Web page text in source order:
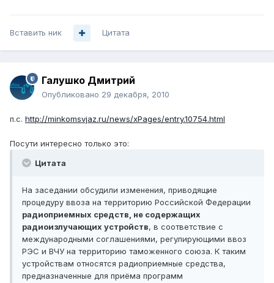
Вставить ник Цитата
Галушко Дмитрий
Опубликовано 29 декабря, 2010
п.с. http://minkomsvjaz.ru/news/xPages/entry.10754.html
Посути интересно только это:
Цитата
На заседании обсудили изменения, приводящие
процедуру ввоза на территорию Российской Федерации
радиоприемных средств, не содержащих
радиоизлучающих устройств, в соответствие с
международными соглашениями, регулирующими ввоз
РЭС и ВЧУ на территорию таможенного союза. К таким
устройствам относятся радиоприемные средства,
предназначенные для приёма программ